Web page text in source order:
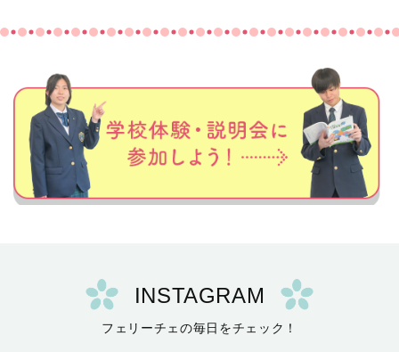
INSTAGRAM
フェリーチェの毎日をチェック！